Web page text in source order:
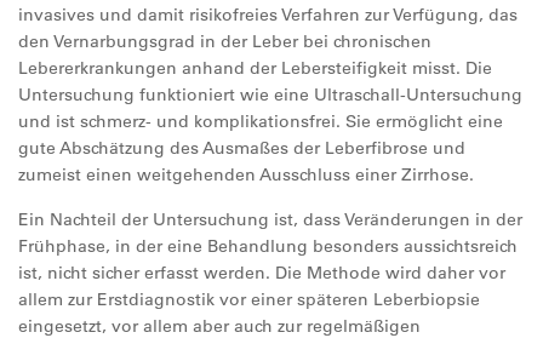
invasives und damit risikofreies Verfahren zur Verfügung, das
den Vernarbungsgrad in der Leber bei chronischen
Lebererkrankungen anhand der Lebersteifigkeit misst. Die
Untersuchung funktioniert wie eine Ultraschall-Untersuchung
und ist schmerz- und komplikationsfrei. Sie ermöglicht eine
gute Abschätzung des Ausmaßes der Leberfibrose und
zumeist einen weitgehenden Ausschluss einer Zirrhose.
Ein Nachteil der Untersuchung ist, dass Veränderungen in der
Frühphase, in der eine Behandlung besonders aussichtsreich
ist, nicht sicher erfasst werden. Die Methode wird daher vor
allem zur Erstdiagnostik vor einer späteren Leberbiopsie
eingesetzt, vor allem aber auch zur regelmäßigen